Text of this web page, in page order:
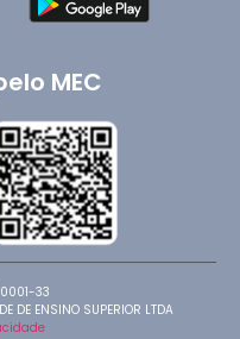
MEC
33
DE ENSINO SUPERIOR LTDA